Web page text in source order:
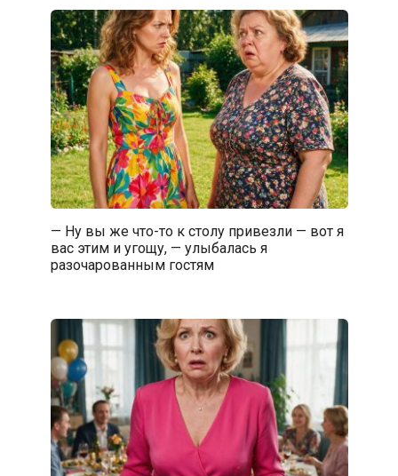
— Ну вы же что-то к столу привезли — вот я
вас этим и угощу, — улыбалась я
разочарованным гостям